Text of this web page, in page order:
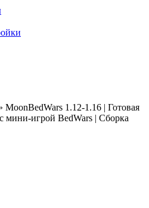
MoonBedWars 1.12-1.16 | Готовая
мини-игрой BedWars | Сборка